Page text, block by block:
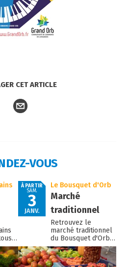
CET ARTICLE
VOUS
À PARTIR
SAM.
3
JANV.
Le Bousquet d'Orb
Marché
traditionnel
Retrouvez le
marché traditionnel
du Bousquet d'Orb
tous les samedis
matin.